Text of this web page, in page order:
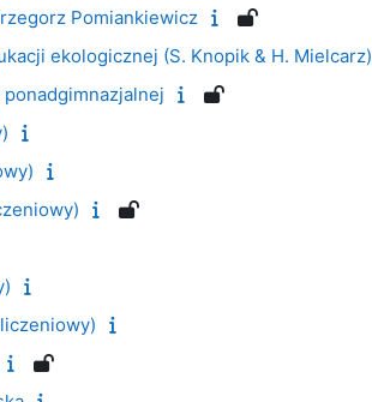
Pomiankiewicz
ekologicznej (S. Knopik & H. Mielcarz)